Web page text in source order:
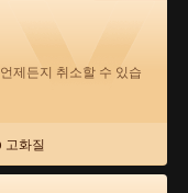
제든지 취소할 수 있습
고화질